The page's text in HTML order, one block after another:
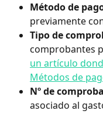
Método de
previamente
Tipo de
comprobantes
un artículo
Métodos de
Nº de
asociado al